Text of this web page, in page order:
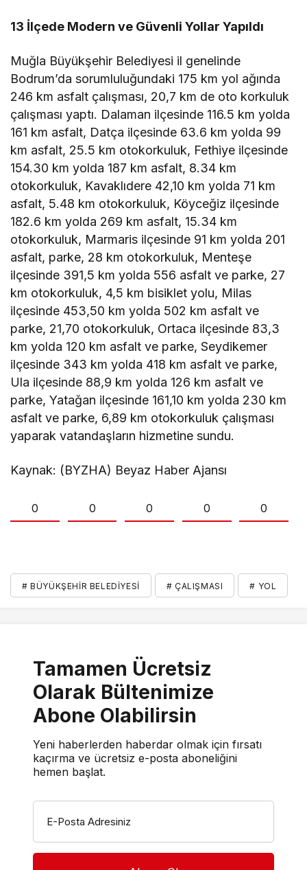
13 İlçede Modern ve Güvenli Yollar Yapıldı
Muğla Büyükşehir Belediyesi il genelinde
Bodrum’da sorumluluğundaki 175 km yol ağında
246 km asfalt çalışması, 20,7 km de oto korkuluk
çalışması yaptı. Dalaman ilçesinde 116.5 km yolda
161 km asfalt, Datça ilçesinde 63.6 km yolda 99
km asfalt, 25.5 km otokorkuluk, Fethiye ilçesinde
154.30 km yolda 187 km asfalt, 8.34 km
otokorkuluk, Kavaklıdere 42,10 km yolda 71 km
asfalt, 5.48 km otokorkuluk, Köyceğiz ilçesinde
182.6 km yolda 269 km asfalt, 15.34 km
otokorkuluk, Marmaris ilçesinde 91 km yolda 201
asfalt, parke, 28 km otokorkuluk, Menteşe
ilçesinde 391,5 km yolda 556 asfalt ve parke, 27
km otokorkuluk, 4,5 km bisiklet yolu, Milas
ilçesinde 453,50 km yolda 502 km asfalt ve
parke, 21,70 otokorkuluk, Ortaca ilçesinde 83,3
km yolda 120 km asfalt ve parke, Seydikemer
ilçesinde 343 km yolda 418 km asfalt ve parke,
Ula ilçesinde 88,9 km yolda 126 km asfalt ve
parke, Yatağan ilçesinde 161,10 km yolda 230 km
asfalt ve parke, 6,89 km otokorkuluk çalışması
yaparak vatandaşların hizmetine sundu.
Kaynak: (BYZHA) Beyaz Haber Ajansı
0 0 0 0 0
# BÜYÜKŞEHIR BELEDIYESI # ÇALIŞMASI # YOL
Tamamen Ücretsiz
Olarak Bültenimize
Abone Olabilirsin
Yeni haberlerden haberdar olmak için fırsatı
kaçırma ve ücretsiz e-posta aboneliğini
hemen başlat.
E-Posta Adresiniz